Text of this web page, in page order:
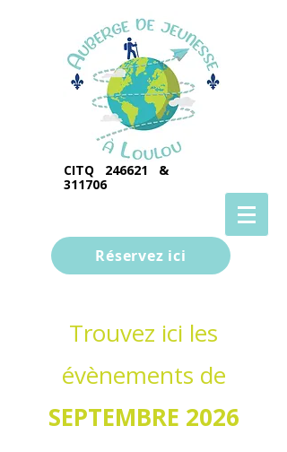
CITQ 246621 &
311706
Réservez ici
Trouvez ici les
évènements de
SEPTEMBRE 2026